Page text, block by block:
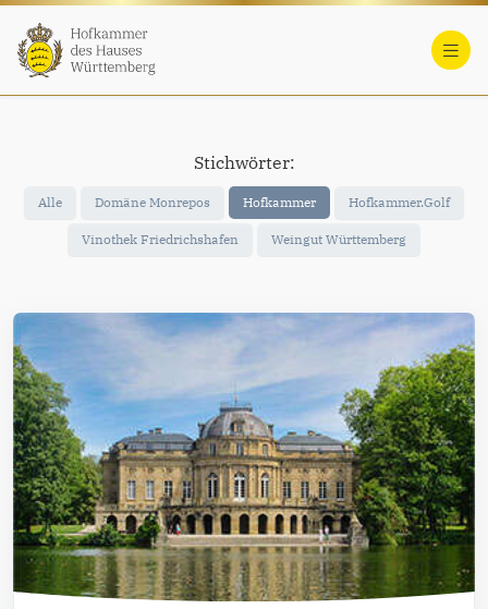
Stichwörter:
Alle Domäne Monrepos Hofkammer Hofkammer.Golf
Vinothek Friedrichshafen Weingut Württemberg